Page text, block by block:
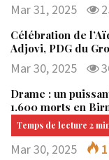
Mar 31, 2025
Célébration de
Adjovi, PDG du
Mar 30, 2025
Drame : un
1.600 morts en
Mar 30, 2025